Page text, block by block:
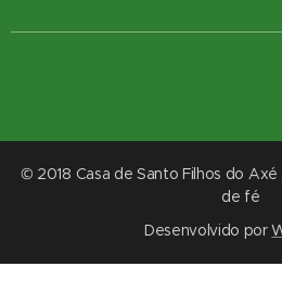
© 2018 Casa de Santo Filhos do
de fé
Desenvolvido por